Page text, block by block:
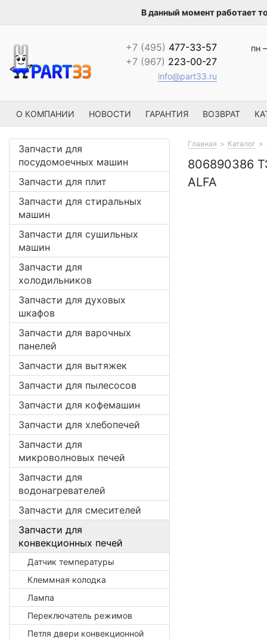
В данный момент работает
+7 (495) 477-33-57
+7 (967) 223-00-27
info@part33.ru
пн
О КОМПАНИИ НОВОСТИ ГАРАНТИЯ ВОЗВРАТ
Запчасти для
посудомоечных машин
Запчасти для плит
Запчасти для стиральных
машин
Запчасти для сушильных
машин
Запчасти для
холодильников
Запчасти для духовых
шкафов
Запчасти для варочных
панелей
Запчасти для вытяжек
Запчасти для пылесосов
Запчасти для кофемашин
Запчасти для хлебопечей
Запчасти для
микроволновых печей
Запчасти для
водонагревателей
Запчасти для смесителей
Запчасти для
конвекционных печей
Датчик температуры
Клеммная колодка
Лампа
Переключатель режимов
Петля двери конвекционной
Главная Каталог
806890386
ALFA